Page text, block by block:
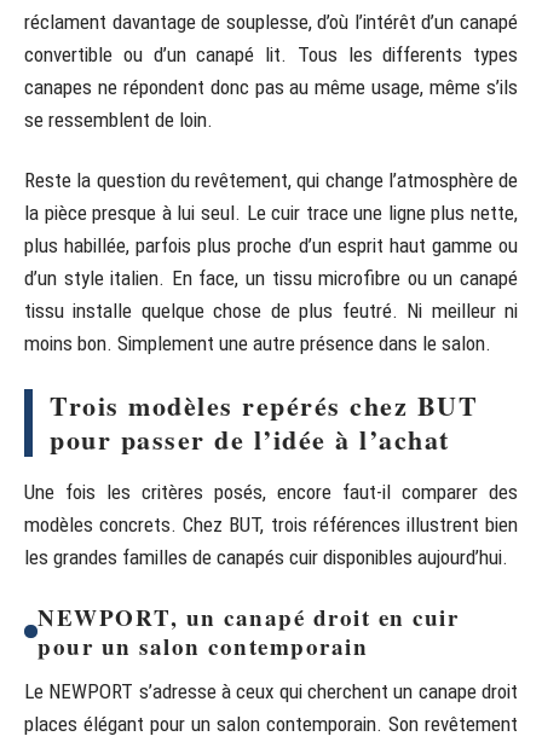
réclament davantage de souplesse, d’où l’intérêt d’un canapé
convertible ou d’un canapé lit. Tous les differents types
canapes ne répondent donc pas au même usage, même s’ils
se ressemblent de loin.
Reste la question du revêtement, qui change l’atmosphère de
la pièce presque à lui seul. Le cuir trace une ligne plus nette,
plus habillée, parfois plus proche d’un esprit haut gamme ou
d’un style italien. En face, un tissu microfibre ou un canapé
tissu installe quelque chose de plus feutré. Ni meilleur ni
moins bon. Simplement une autre présence dans le salon.
Trois modèles repérés chez BUT
pour passer de l’idée à l’achat
Une fois les critères posés, encore faut-il comparer des
modèles concrets. Chez BUT, trois références illustrent bien
les grandes familles de canapés cuir disponibles aujourd’hui.
NEWPORT, un canapé droit en cuir
pour un salon contemporain
Le NEWPORT s’adresse à ceux qui cherchent un canape droit
places élégant pour un salon contemporain. Son revêtement